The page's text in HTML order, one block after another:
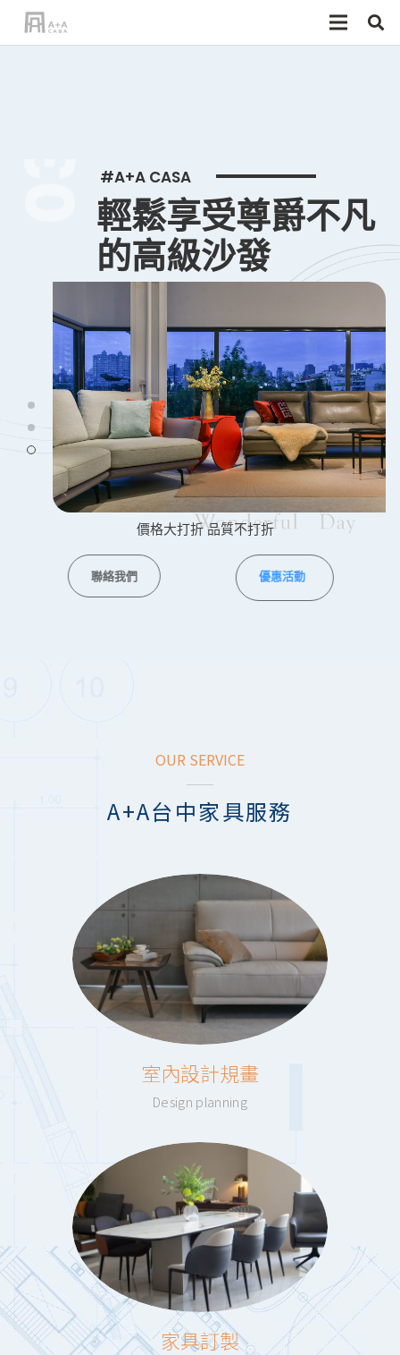
輕鬆享受尊爵不凡
的高級沙發
價格大打折 品質不打折
#A+A CASA
03
聯絡我們 優惠活動
OUR SERVICE
A+A台中家具服務
室內設計規畫
Design planning
家具訂製